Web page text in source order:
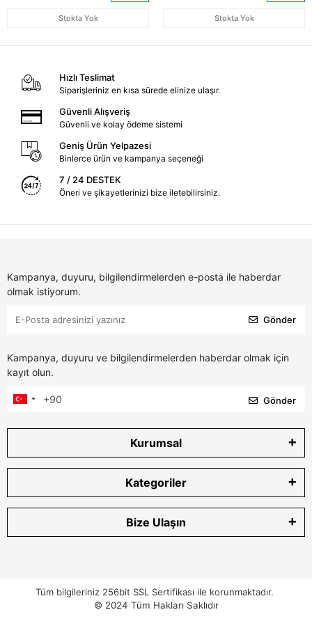
Stokta Yok Stokta Yok
Hızlı Teslimat
Siparişleriniz en kısa sürede elinize ulaşır.
Güvenli Alışveriş
Güvenli ve kolay ödeme sistemi
Geniş Ürün Yelpazesi
Binlerce ürün ve kampanya seçeneği
7 / 24 DESTEK
Öneri ve şikayetlerinizi bize iletebilirsiniz.
Kampanya, duyuru, bilgilendirmelerden e-posta ile haberdar
olmak istiyorum.
Gönder
Kampanya, duyuru ve bilgilendirmelerden haberdar olmak için
kayıt olun.
Gönder
Kurumsal
Kategoriler
Bize Ulaşın
Tüm bilgileriniz 256bit SSL Sertifikası ile korunmaktadır.
© 2024 Tüm Hakları Saklıdır